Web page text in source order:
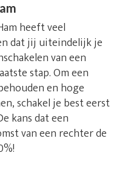
heeft veel
dat jij uiteindelijk je
van een
stap. Om een
en hoge
schakel je best eerst
kans dat een
van een rechter de